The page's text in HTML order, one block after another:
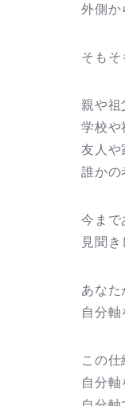
外側か
そもそ
親や祖
学校や
友人や
誰かの
今まで
見聞き
あなた
自分軸
この仕
自分